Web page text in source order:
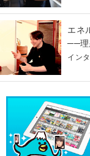
エネ
──理
イン